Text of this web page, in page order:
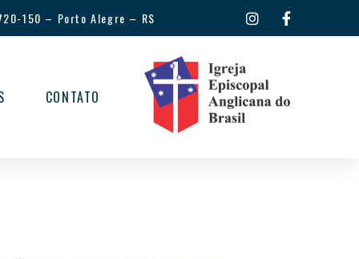
150 – Porto Alegre – RS
CONTATO